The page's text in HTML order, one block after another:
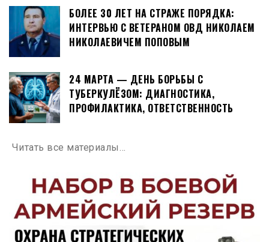
БОЛЕЕ 30 ЛЕТ НА СТРАЖЕ ПОРЯДКА:
ИНТЕРВЬЮ С ВЕТЕРАНОМ ОВД НИКОЛАЕМ
НИКОЛАЕВИЧЕМ ПОПОВЫМ
24 МАРТА — ДЕНЬ БОРЬБЫ С
ТУБЕРКУЛЁЗОМ: ДИАГНОСТИКА,
ПРОФИЛАКТИКА, ОТВЕТСТВЕННОСТЬ
Читать все материалы…